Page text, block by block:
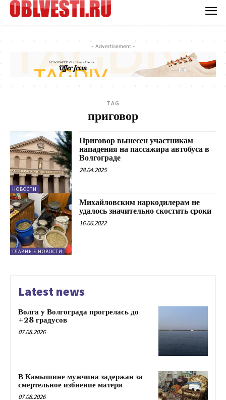
- Advertisement -
TAG
приговор
НОВОСТИ
Приговор вынесен участникам
нападения на пассажира автобуса в
Волгограде
28.04.2025
ГЛАВНЫЕ НОВОСТИ
Михайловским наркодилерам не
удалось значительно скостить сроки
16.06.2022
Latest news
Волга у Волгограда прогрелась до
+28 градусов
07.08.2026
В Камышине мужчина задержан за
смертельное избиение матери
07.08.2026